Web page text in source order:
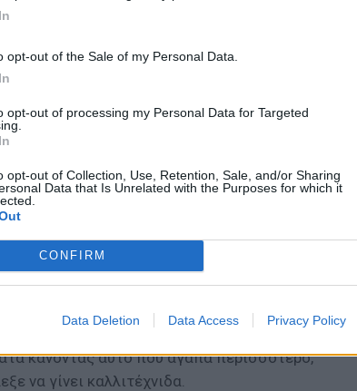
opt-out of the Sale of my Personal Data.
opt-out of processing my Personal Data for Targeted
opt-out of Collection, Use, Retention, Sale, and/or Sharing
Data that Is Unrelated with the Purposes for which it
CONFIRM
Data Deletion Data Access Privacy Policy
της φαίνεται ακόμα πιο δύσκολο
όμως, ο κόσμος της Τέχνης
φαίνεται να την πτοεί, μιας και ελπίζει
κάνοντας αυτό που αγαπά περισσότερο,
να γίνει καλλιτέχνιδα.